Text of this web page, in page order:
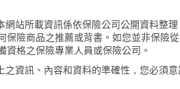
網站所載資訊係依保險公司公開資料整
保險商品之推薦或背書。如您並非保險
資格之保險專業人員或保險公司。
之資訊、內容和資料的準確性，您必須